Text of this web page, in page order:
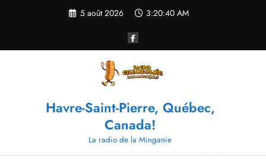
5 août 2026 3:20:40 AM
Havre-Saint-Pierre, Québec,
Canada!
La radio de la Minganie